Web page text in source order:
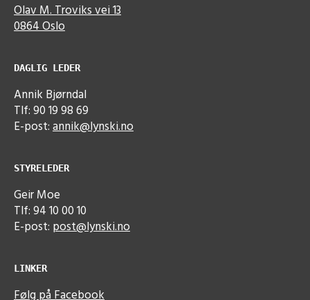
Olav M. Troviks vei 13
0864 Oslo
DAGLIG LEDER
Annik Bjørndal
Tlf: 90 19 98 69
E-post:annik@lynski.no
STYRELEDER
Geir Moe
Tlf: 94 10 00 10
E-post: post@lynski.no
LINKER
Følg på Facebook